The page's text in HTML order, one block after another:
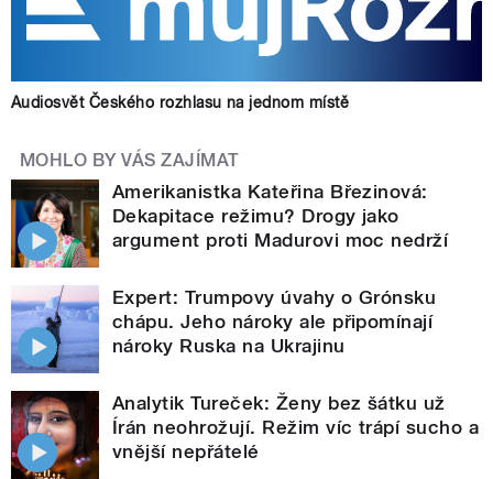
Audiosvět Českého rozhlasu na jednom místě
MOHLO BY VÁS ZAJÍMAT
Amerikanistka Kateřina Březinová:
Dekapitace režimu? Drogy jako
argument proti Madurovi moc nedrží
Expert: Trumpovy úvahy o Grónsku
chápu. Jeho nároky ale připomínají
nároky Ruska na Ukrajinu
Analytik Tureček: Ženy bez šátku už
Írán neohrožují. Režim víc trápí sucho a
vnější nepřátelé